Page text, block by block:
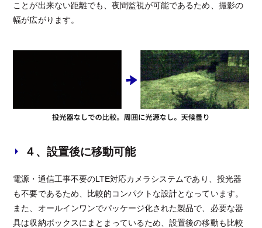
ことが出来ない距離でも、夜間監視が可能であるため、撮影の
幅が広がります。
４、設置後に移動可能
電源・通信工事不要のLTE対応カメラシステムであり、投光器
も不要であるため、比較的コンパクトな設計となっています。
また、オールインワンでパッケージ化された製品で、必要な器
具は収納ボックスにまとまっているため、設置後の移動も比較